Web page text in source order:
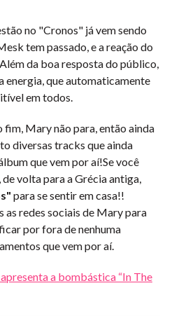
no "Cronos" já vem sendo
tem passado, e a reação do
da boa resposta do público,
que automaticamente
em todos.
fim, Mary não para, então ainda
diversas tracks que ainda
que vem por aí!Se você
volta para a Grécia antiga,
para se sentir em casa!!
redes sociais de Mary para
por fora de nenhuma
que vem por aí.
a bombástica “In The